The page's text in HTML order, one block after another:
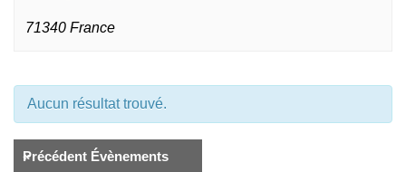
71340 France
Aucun résultat trouvé.
«
Précédent Évènements